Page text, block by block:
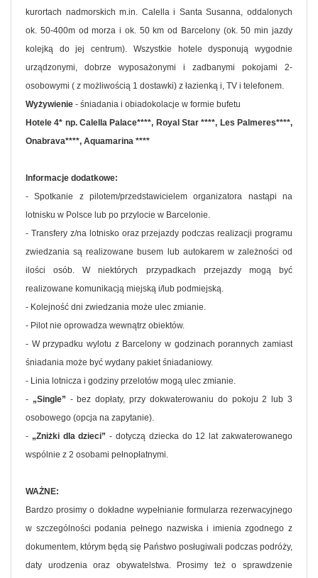
kurortach nadmorskich m.in. Calella i Santa Susanna, oddalonych
ok. 50-400m od morza i ok. 50 km od Barcelony (ok. 50 min jazdy
kolejką do jej centrum). Wszystkie hotele dysponują wygodnie
urządzonymi, dobrze wyposażonymi i zadbanymi pokojami 2-
osobowymi ( z możliwością 1 dostawki) z łazienką i, TV i telefonem.
Wyżywienie - śniadania i obiadokolacje w formie bufetu
Hotele 4* np. Calella Palace****, Royal Star ****, Les Palmeres****,
Onabrava****, Aquamarina ****
Informacje dodatkowe:
- Spotkanie z pilotem/przedstawicielem organizatora nastąpi na
lotnisku w Polsce lub po przylocie w Barcelonie.
- Transfery z/na lotnisko oraz przejazdy podczas realizacji programu
zwiedzania są realizowane busem lub autokarem w zależności od
ilości osób. W niektórych przypadkach przejazdy mogą być
realizowane komunikacją miejską i/lub podmiejską.
- Kolejność dni zwiedzania może ulec zmianie.
- Pilot nie oprowadza wewnątrz obiektów.
- W przypadku wylotu z Barcelony w godzinach porannych zamiast
śniadania może być wydany pakiet śniadaniowy.
- Linia lotnicza i godziny przelotów mogą ulec zmianie.
- „Single” - bez dopłaty, przy dokwaterowaniu do pokoju 2 lub 3
osobowego (opcja na zapytanie).
- „Zniżki dla dzieci” - dotyczą dziecka do 12 lat zakwaterowanego
wspólnie z 2 osobami pełnopłatnymi.
WAŻNE:
Bardzo prosimy o dokładne wypełnianie formularza rezerwacyjnego
w szczególności podania pełnego nazwiska i imienia zgodnego z
dokumentem, którym będą się Państwo posługiwali podczas podróży,
daty urodzenia oraz obywatelstwa. Prosimy też o sprawdzenie